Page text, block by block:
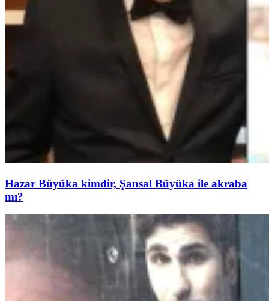
Hazar Büyüka kimdir, Şansal Büyüka ile akraba
mı?